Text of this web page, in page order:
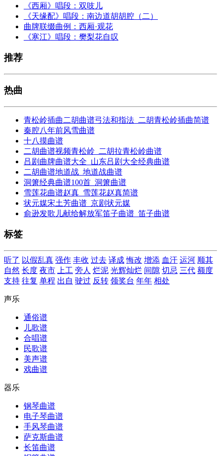
《西厢》唱段：双吱儿
《天缘配》唱段：南边道胡胡腔（二）
曲牌联缀曲例：西厢·观花
《寒江》唱段：樊梨花自叹
推荐
热曲
青松岭插曲二胡曲谱弓法和指法_二胡青松岭插曲简谱
秦腔八年前风雪曲谱
十八摸曲谱
二胡曲谱视频青松岭_二胡拉青松岭曲谱
吕剧曲牌曲谱大全_山东吕剧大全经典曲谱
二胡曲谱地道战_地道战曲谱
洞箫经典曲谱100首_洞箫曲谱
雪莲花曲谱赵真_雪莲花赵真简谱
状元媒宋土芳曲谱_京剧状元媒
俞逊发歌儿献给解放军笛子曲谱_笛子曲谱
标签
听了 以假乱真 强作 丰收 过去 译成 悔改 增添 血汗 运河 顺其
自然 长度 夜市 上工 旁人 烂泥 光辉灿烂 间隙 切忌 三代 额度
支持 往复 单程 出自 驶过 反转 领奖台 年年 相处
声乐
通俗谱
儿歌谱
合唱谱
民歌谱
美声谱
戏曲谱
器乐
钢琴曲谱
电子琴曲谱
手风琴曲谱
萨克斯曲谱
长笛曲谱